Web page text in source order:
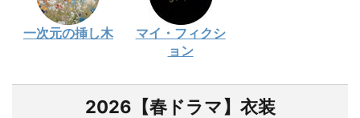
一次元の挿し木
マイ・フィクシ
ョン
2026【春ドラマ】衣装